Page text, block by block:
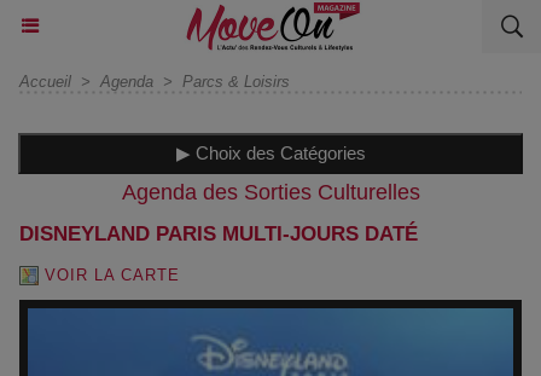
Accueil > Agenda > Parcs & Loisirs
▶ Choix des Catégories
Agenda des Sorties Culturelles
DISNEYLAND PARIS MULTI-JOURS DATÉ
VOIR LA CARTE